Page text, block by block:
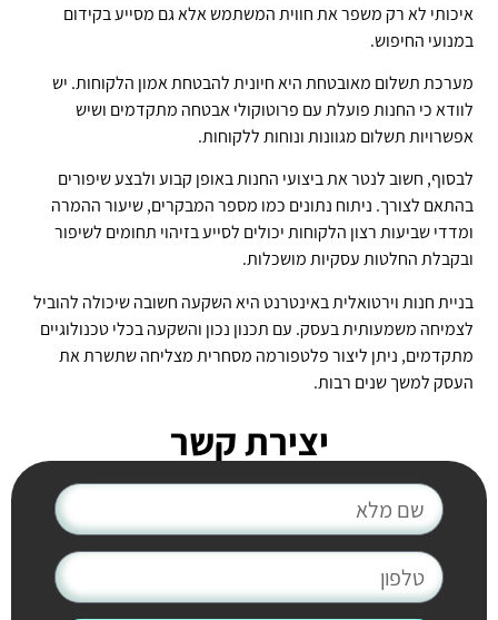
איכותי לא רק משפר את חווית המשתמש אלא גם מסייע בקידום
במנועי החיפוש.
מערכת תשלום מאובטחת היא חיונית להבטחת אמון הלקוחות. יש
לוודא כי החנות פועלת עם פרוטוקולי אבטחה מתקדמים ושיש
אפשרויות תשלום מגוונות ונוחות ללקוחות.
לבסוף, חשוב לנטר את ביצועי החנות באופן קבוע ולבצע שיפורים
בהתאם לצורך. ניתוח נתונים כמו מספר המבקרים, שיעור ההמרה
ומדדי שביעות רצון הלקוחות יכולים לסייע בזיהוי תחומים לשיפור
ובקבלת החלטות עסקיות מושכלות.
בניית חנות וירטואלית באינטרנט היא השקעה חשובה שיכולה להוביל
לצמיחה משמעותית בעסק. עם תכנון נכון והשקעה בכלי טכנולוגיים
מתקדמים, ניתן ליצור פלטפורמה מסחרית מצליחה שתשרת את
העסק למשך שנים רבות.
יצירת קשר